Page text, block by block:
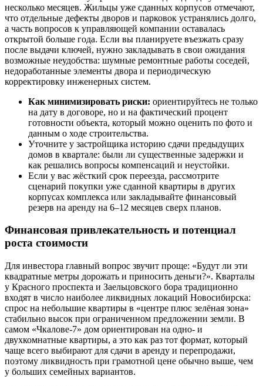
несколько месяцев. Жильцы уже сданных корпусов отмечают,
что отдельные дефекты дворов и парковок устранялись долго,
а часть вопросов к управляющей компании оставалась
открытой больше года. Если вы планируете въезжать сразу
после выдачи ключей, нужно закладывать в свои ожидания
возможные неудобства: шумные ремонтные работы соседей,
недоработанные элементы двора и периодическую
корректировку инженерных систем.
Как минимизировать риски: ориентируйтесь не только
на дату в договоре, но и на фактический процент
готовности объекта, который можно оценить по фото и
данным о ходе строительства.
Уточните у застройщика историю сдачи предыдущих
домов в квартале: были ли существенные задержки и
как решались вопросы компенсаций и неустойки.
Если у вас жёсткий срок переезда, рассмотрите
сценарий покупки уже сданной квартиры в других
корпусах комплекса или закладывайте финансовый
резерв на аренду на 6–12 месяцев сверх планов.
Финансовая привлекательность и потенциал
роста стоимости
Для инвестора главный вопрос звучит проще: «Будут ли эти
квадратные метры дорожать и приносить деньги?». Кварталы
у Красного проспекта и Заельцовского бора традиционно
входят в число наиболее ликвидных локаций Новосибирска:
спрос на небольшие квартиры в «центре плюс зелёная зона»
стабильно высок при ограниченном предложении земли. В
самом «Чкалове-7» дом ориентирован на одно- и
двухкомнатные квартиры, а это как раз тот формат, который
чаще всего выбирают для сдачи в аренду и перепродажи,
поэтому ликвидность при грамотной цене обычно выше, чем
у больших семейных вариантов.